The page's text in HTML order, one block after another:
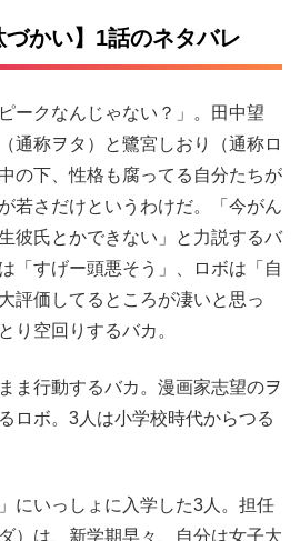
づかい】1話のネタバレ
ークなんじゃない？」。田中望
通称ヲタ）と鷺宮しおり（通称ロ
の下、性格も腐ってる自分たちが
若さだけというわけだ。「今がん
彼氏とかできない」と力説するバ
「すげー頭悪そう」、ロボは「自
評価してるところが凄いと思っ
り空回りするバカ。
ま行動するバカ。漫画家志望のヲ
ロボ。3人は小学校時代からつる
にいっしょに入学した3人。担任
）は、新学期早々、自分は女子大